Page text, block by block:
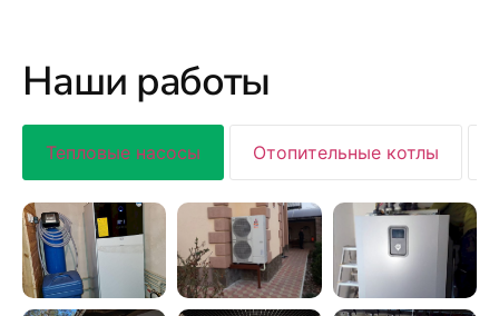
Наши работы
Тепловые насосы Отопительные котлы